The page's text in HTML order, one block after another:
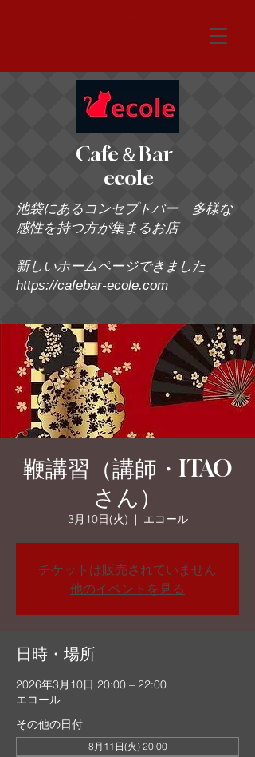
Cafe＆Bar
ecole
池袋にあるコンセプトバー 多様な
感性を持つ方が集まるお店
新しいホームページできました
https://cafebar-ecole.com
鞭講習（講師・ITAO
さん）
3月10日(火)
  |
エコール
チケットは販売されていません
他のイベントを見る
日時・場所
2026年3月10日 20:00 – 22:00
エコール
その他の日付
8月11日(火) 20:00